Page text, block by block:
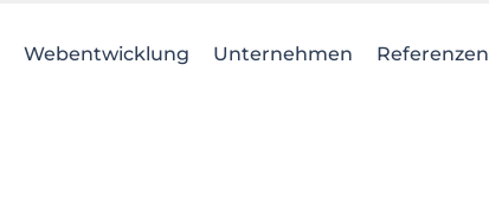
Webentwicklung Unternehmen Referenzen